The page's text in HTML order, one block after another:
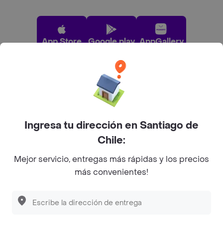
Descubre las PROMOCIONES que tenemos
App Store Google play AppGallery
Pide tu comida favorita cerca de ti
Categorías
Ingresa tu dirección en Santiago de
Chile:
Mejor servicio, entregas más rápidas y los precios
más convenientes!